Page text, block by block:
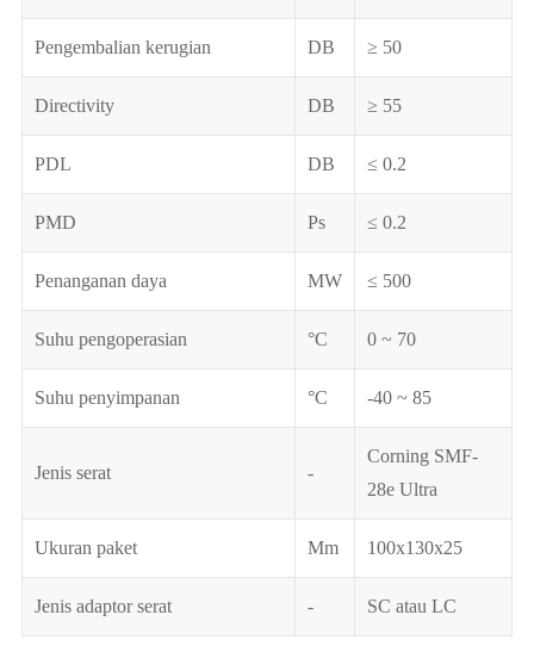
Pengembalian kerugian DB ≥ 50
Directivity DB ≥ 55
PDL DB ≤ 0.2
PMD Ps ≤ 0.2
Penanganan daya MW ≤ 500
Suhu pengoperasian °C 0 ~ 70
Suhu penyimpanan °C -40 ~ 85
Jenis serat -
Corning SMF-
28e Ultra
Ukuran paket Mm 100x130x25
Jenis adaptor serat - SC atau LC